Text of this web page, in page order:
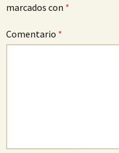
marcados con *
Comentario *